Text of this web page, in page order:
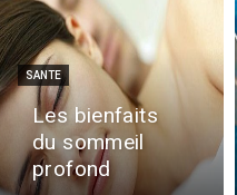
SANTE
Les bienfaits
du sommeil
profond